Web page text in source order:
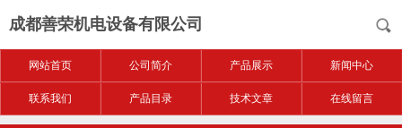
成都善荣机电设备有限公司
网站首页 公司简介 产品展示 新闻中心
联系我们 产品目录 技术文章 在线留言